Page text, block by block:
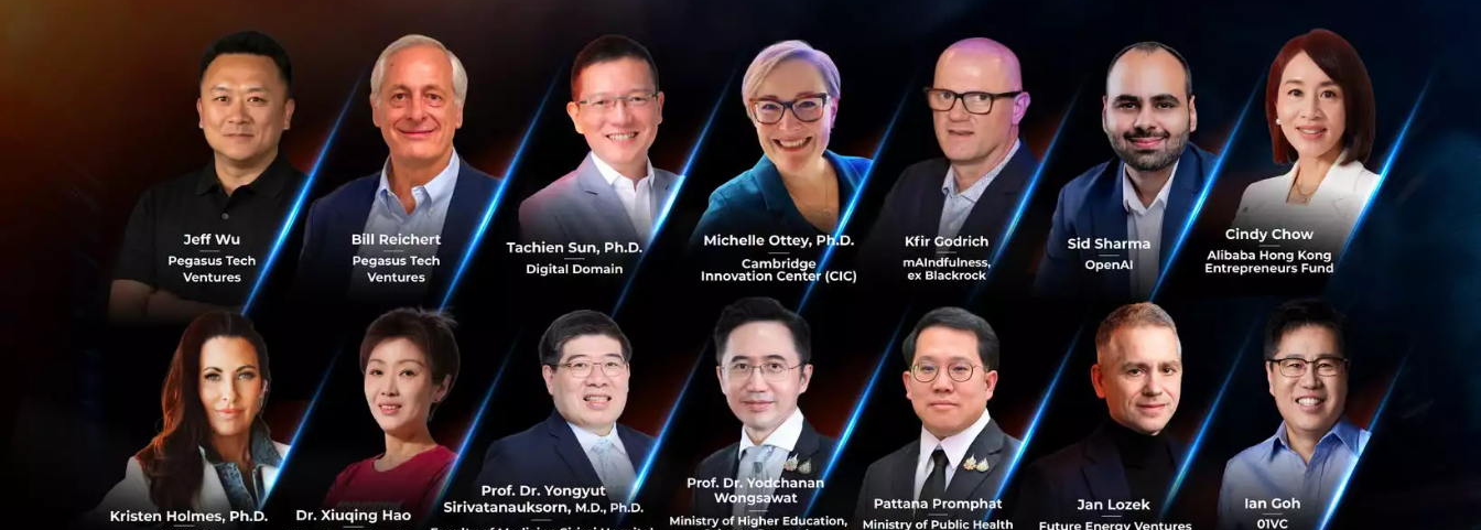
รัฐมนตรีว่าการกระทรวงการต่างประเทศได้กล่าวถ้อยแถลงเปิดการเสวนา โดยย้ำว่าปัญหาแรงงาน
บังคับเป็นความท้าทายที่ทวีความซับซ้อนอย่างยิ่งในยุคปัจจุบัน ซึ่งส่วนหนึ่งเป็นผลกระทบจากกระแส
โลกาภิวัตน์ การก้าวกระโดดของเทคโนโลยีดิจิทัล และความเชื่อมโยงของการย้ายถิ่นฐานกับการค้า
มนุษย์ โดยรัฐมนตรีฯ ได้เสนอแนวทางแก้ไขปัญหาผ่านหลักการ 4 ประการ ได้แก่ การป้องกัน การ
คุ้มครอง การบังคับใช้กฎหมาย และความร่วมมือ
หัวใจสำคัญที่รัฐมนตรีฯ เน้นย้ำคือ การสร้าง “พันธมิตรบนฐานข้อมูล” (Data-driven Partnership) ที่
สามารถแลกเปลี่ยนข้อมูลแบบข้ามพรมแดนและข้ามภาคส่วนได้อย่างทันท่วงทีและมีประสิทธิภาพ
พร้อมทั้งยกตัวอย่างความสำเร็จของไทยในการแก้ไขปัญหาการประมงผิดกฎหมาย ผ่านการใช้
เทคโนโลยีเพื่อสร้างความโปร่งใสตลอดห่วงโซ่อุปทาน จนส่งผลให้ไทยได้รับการยอมรับในฐานะ
“ประเทศต้นแบบ” (Proof of Country: POC) ภายใต้โครงการ Global Data Partnership Against
Forced Labour
นอกจากนี้ รัฐมนตรีฯ ยังได้หยิบยกประเด็นที่น่าเป็นห่วงในยุคปัจจุบัน ได้แก่ การรับมือกับ
อาชญากรรมออนไลน์และการหลอกลวงแรงงานในภูมิภาคเอเชียตะวันออกเฉียงใต้ ซึ่งไม่เพียงแต่